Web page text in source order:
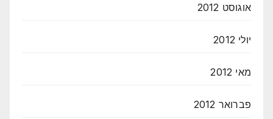
אוגוסט 2012
יולי 2012
מאי 2012
פברואר 2012